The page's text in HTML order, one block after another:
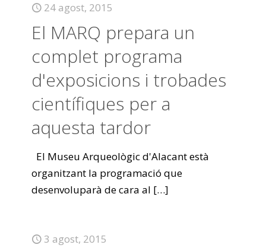
24 agost, 2015
El MARQ prepara un
complet programa
d'exposicions i trobades
científiques per a
aquesta tardor
El Museu Arqueològic d'Alacant està
organitzant la programació que
desenvoluparà de cara al […]
3 agost, 2015